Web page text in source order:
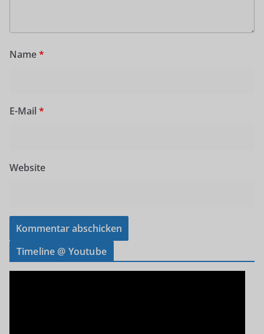
Name*
E-Mail *
Website
Timeline @ Youtube